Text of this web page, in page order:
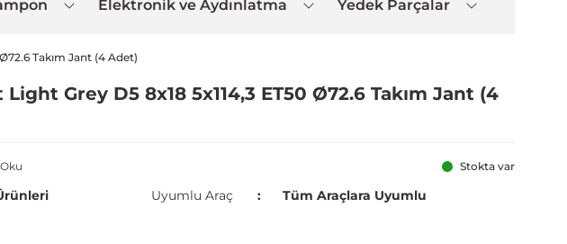
Elektronik ve Aydınlatma Yedek Parçalar
Takım Jant (4 Adet)
Grey D5 8x18 5x114,3 ET50 Ø72.6 Takım Jant (4
Stokta var
Uyumlu Araç Tüm Araçlara Uyumlu